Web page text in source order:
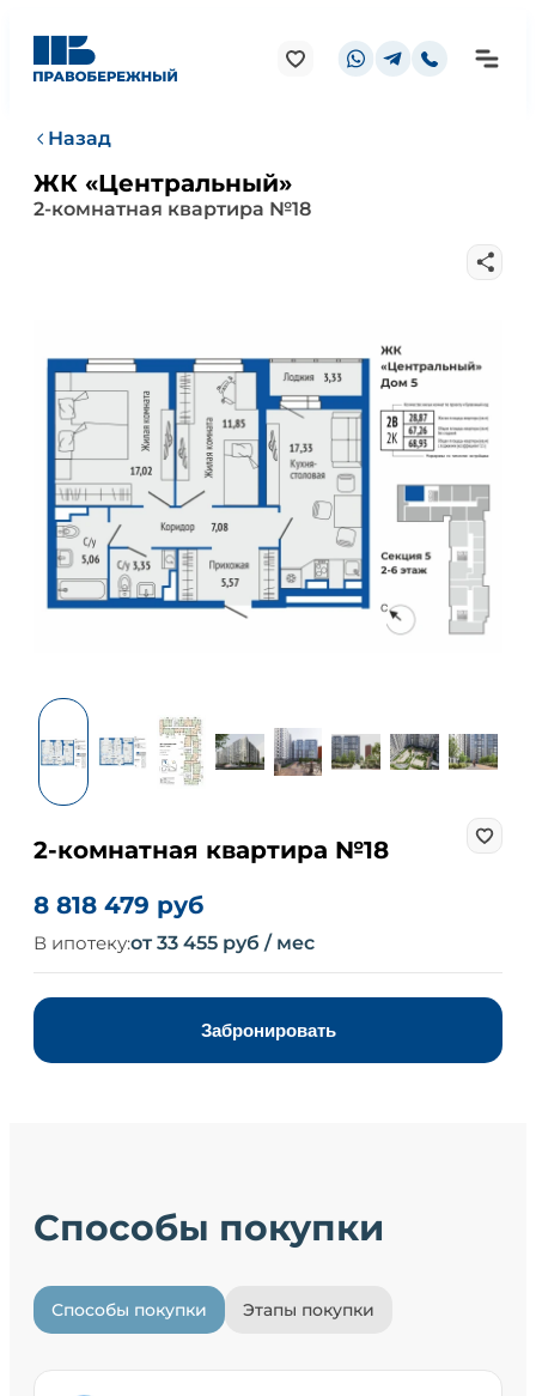
Назад
ЖК «Центральный»
2-комнатная квартира №18
2-комнатная квартира №18
8 818 479 руб
В ипотеку:от 33 455 руб / мес
Забронировать
Способы покупки
Способы покупки Этапы покупки